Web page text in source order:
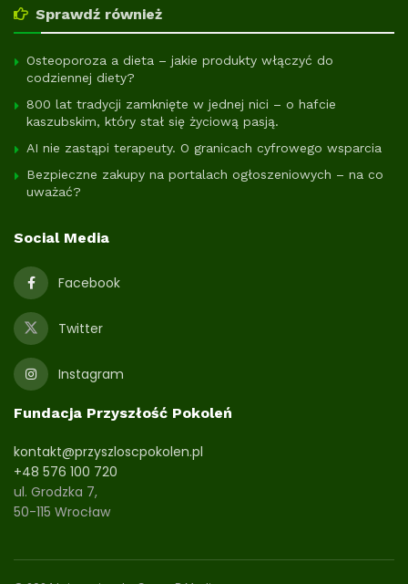
Sprawdź również
Osteoporoza a dieta – jakie produkty włączyć do
codziennej diety?
800 lat tradycji zamknięte w jednej nici – o hafcie
kaszubskim, który stał się życiową pasją.
AI nie zastąpi terapeuty. O granicach cyfrowego wsparcia
Bezpieczne zakupy na portalach ogłoszeniowych – na co
uważać?
Social Media
Facebook
Twitter
Instagram
Fundacja Przyszłość Pokoleń
kontakt@przyszloscpokolen.pl
+48 576 100 720
ul. Grodzka 7,
50-115 Wrocław